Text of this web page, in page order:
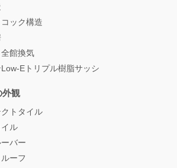
ック構造
館換気
Eトリプル樹脂サッシ
外観
トタイル
ル
バー
ーフ